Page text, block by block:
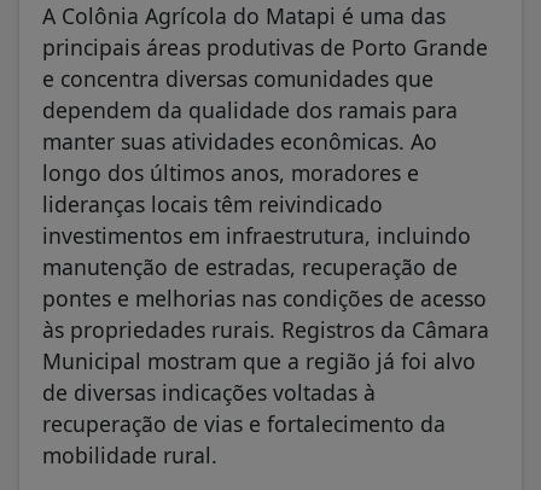
A Colônia Agrícola do Matapi é uma das
principais áreas produtivas de Porto Grande
e concentra diversas comunidades que
dependem da qualidade dos ramais para
manter suas atividades econômicas. Ao
longo dos últimos anos, moradores e
lideranças locais têm reivindicado
investimentos em infraestrutura, incluindo
manutenção de estradas, recuperação de
pontes e melhorias nas condições de acesso
às propriedades rurais. Registros da Câmara
Municipal mostram que a região já foi alvo
de diversas indicações voltadas à
recuperação de vias e fortalecimento da
mobilidade rural.